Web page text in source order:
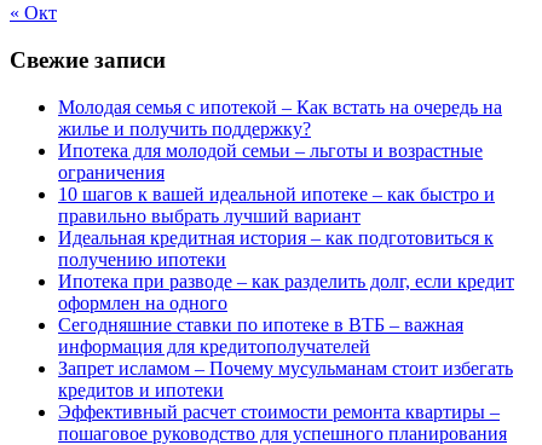
« Окт
Свежие записи
Молодая семья с ипотекой – Как встать на очередь на
жилье и получить поддержку?
Ипотека для молодой семьи – льготы и возрастные
ограничения
10 шагов к вашей идеальной ипотеке – как быстро и
правильно выбрать лучший вариант
Идеальная кредитная история – как подготовиться к
получению ипотеки
Ипотека при разводе – как разделить долг, если кредит
оформлен на одного
Сегодняшние ставки по ипотеке в ВТБ – важная
информация для кредитополучателей
Запрет исламом – Почему мусульманам стоит избегать
кредитов и ипотеки
Эффективный расчет стоимости ремонта квартиры –
пошаговое руководство для успешного планирования